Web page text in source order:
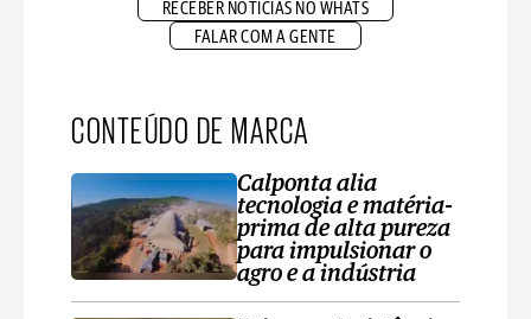
RECEBER NOTÍCIAS NO WHATS
FALAR COM A GENTE
CONTEÚDO DE MARCA
Calponta alia
tecnologia e matéria-
prima de alta pureza
para impulsionar o
agro e a indústria